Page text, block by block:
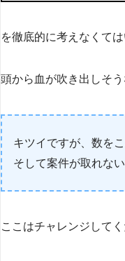
を徹底的に考えなくては
頭から血が吹き出しそ
キツイですが、数を
そして案件が取れな
ここはチャレンジしてく